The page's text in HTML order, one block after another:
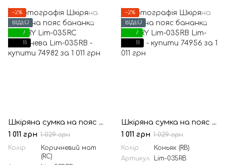
−2%
ВІДЕО
7
11
Шкіряна сумка на пояс бананка LIMARY Lim-035RC коричнева
1 011 грн 1 029 грн
Колір
Коричневий мат
(RC)
−2%
ВІДЕО
7
11
Шкіряна сумка на пояс бананка LIMARY Lim-035RB
1 011 грн 1 029 грн
Колір
Коньяк (RB)
Артикул
Lim-035RB